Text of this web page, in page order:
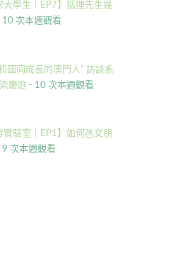
大學生｜EP7】狐狸先生幾
10 次本週觀看
國同成長的澳門人” 訪談系
慶庭 - 10 次本週觀看
實驗室｜EP1】如何氹女朋
9 次本週觀看